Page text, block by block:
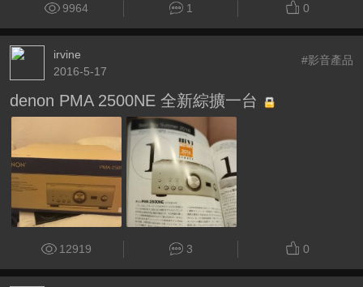
9964 1 0
irvine
2016-5-17
#影音產品
denon PMA 2500NE 全新綜擴一台
12919 3 0